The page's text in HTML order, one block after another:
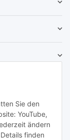
Sie den
YouTube,
ändern
finden